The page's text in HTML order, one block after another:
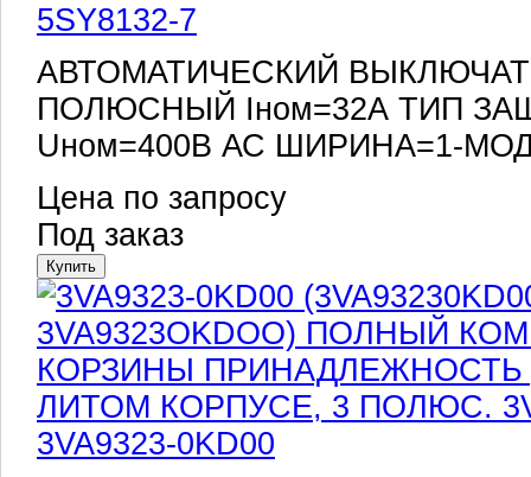
5SY8132-7
АВТОМАТИЧЕСКИЙ
ПОЛЮСНЫЙ Iном=32А ТИП
Uном=400В АС ШИРИНА=1-
Цена по запросу
Под заказ
3VA9323-0KD00